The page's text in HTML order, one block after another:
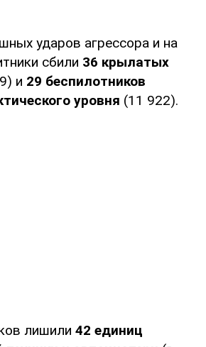
ударов агрессора и на
сбили 36 крылатых
и 29 беспилотников
уровня (11 922).
лишили 42 единиц